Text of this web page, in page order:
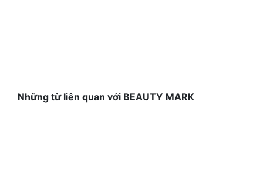
Những từ liên quan với BEAUTY MARK